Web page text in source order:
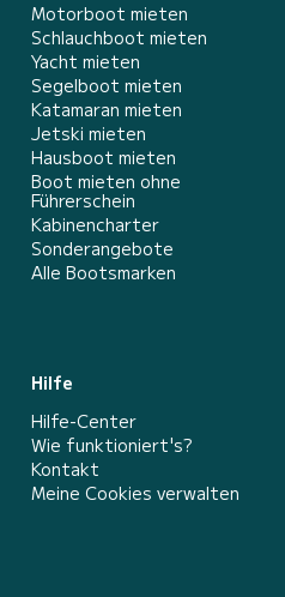
Motorboot mieten
Schlauchboot mieten
Yacht mieten
Segelboot mieten
Katamaran mieten
Jetski mieten
Hausboot mieten
Boot mieten ohne
Führerschein
Kabinencharter
Sonderangebote
Alle Bootsmarken
Hilfe
Hilfe-Center
Wie funktioniert's?
Kontakt
Meine Cookies verwalten